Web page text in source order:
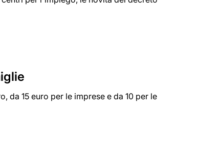
da 15 euro per le imprese e da 10 per le